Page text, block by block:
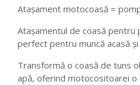
Atașament motocoasă =
Atașamentul de coasă pentru
perfect pentru muncă acasă
Transformă o coasă de tuns
apă, oferind motocositoarei o